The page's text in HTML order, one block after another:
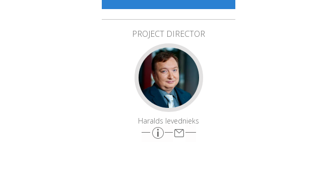
PROJECT DIRECTOR
Haralds Ievednieks